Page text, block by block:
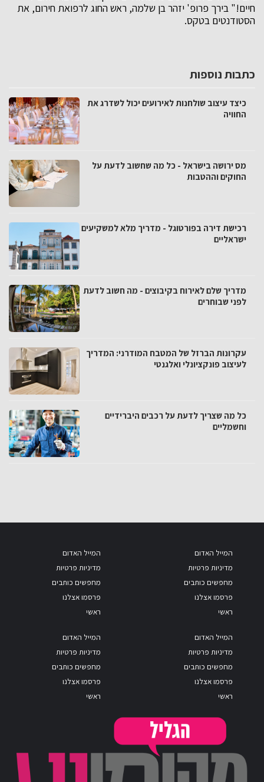
חיים!" בירך פרופ' יזהר בן שלמה, ראש החוג לרפואת חירום, את
הסטודנטים בטקס.
כתבות נוספות
כיצד עיצוב שולחנות לאירועים יכול לשדרג את
החוויה
מס ירושה בישראל - כל מה שחשוב לדעת על
החוקים וההטבות
רכישת דירה בפורטוגל - מדריך מלא למשקיעים
ישראליים
מדריך שלם לאירוח בקיבוצים - מה חשוב לדעת
לפני שבוחרים
עקרונות הברזל של המטבח המודרני: המדריך
לעיצוב פונקציונלי ואלגנטי
כל מה שצריך לדעת על רכבים היברידיים
וחשמליים
המייל האדום
מדיניות פרטיות
מחפשים כותבים
פרסמו אצלנו
ראשי
המייל האדום
מדיניות פרטיות
מחפשים כותבים
פרסמו אצלנו
ראשי
המייל האדום
מדיניות פרטיות
מחפשים כותבים
פרסמו אצלנו
ראשי
המייל האדום
מדיניות פרטיות
מחפשים כותבים
פרסמו אצלנו
ראשי